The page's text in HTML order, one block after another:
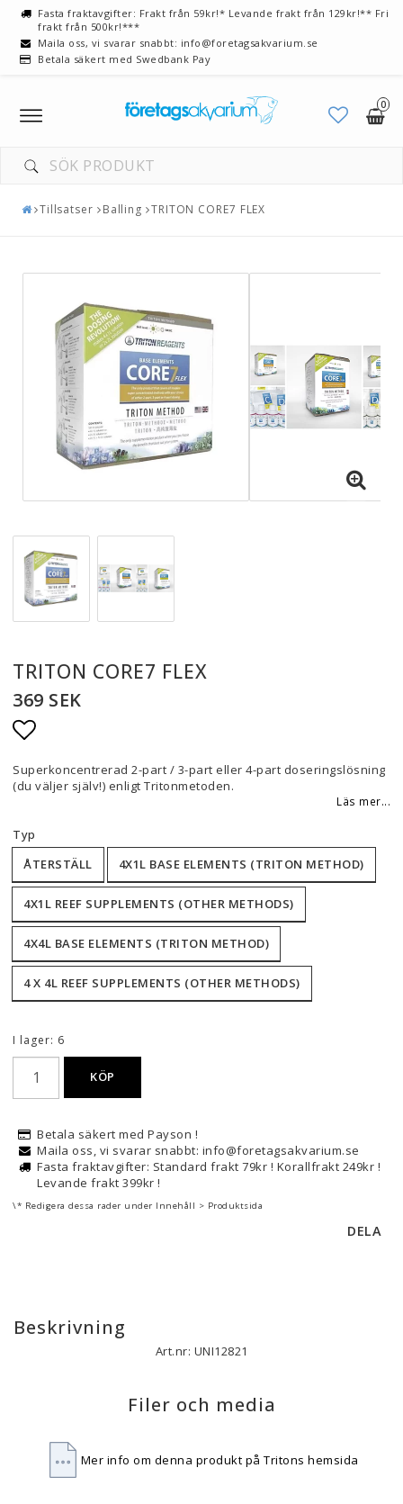
Fasta fraktavgifter: Frakt från 59kr!* Levande frakt från 129kr!** Fri
frakt från 500kr!***
Maila oss, vi svarar snabbt: info@foretagsakvarium.se
Betala säkert med Swedbank Pay
0
Toggle
navigation
Tillsatser Balling TRITON CORE7 FLEX
TRITON CORE7 FLEX
369 SEK
Lägg till i favoritlistan
Superkoncentrerad 2-part / 3-part eller 4-part doseringslösning
(du väljer själv!) enligt Tritonmetoden.
Läs mer...
Typ
ÅTERSTÄLL
4X1L BASE ELEMENTS (TRITON METHOD)
4X1L REEF SUPPLEMENTS (OTHER METHODS)
4X4L BASE ELEMENTS (TRITON METHOD)
4 X 4L REEF SUPPLEMENTS (OTHER METHODS)
I lager: 6
KÖP
Betala säkert med Payson !
Maila oss, vi svarar snabbt: info@foretagsakvarium.se
Fasta fraktavgifter: Standard frakt 79kr ! Korallfrakt 249kr !
Levande frakt 399kr !
\* Redigera dessa rader under Innehåll > Produktsida
DELA
Beskrivning
Art.nr: UNI12821
Filer och media
Mer info om denna produkt på Tritons hemsida